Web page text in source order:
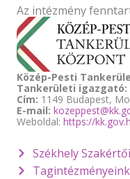
Az intézmény
Közép-Pesti
Tankerületi igazgató:
Cím: 1149 Budapest,
E-mail:
Weboldal: https://
Székhely
Tagintézményeink